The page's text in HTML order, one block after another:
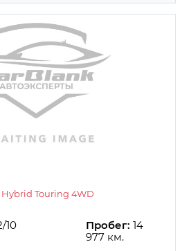
Touring 4WD
10 Пробег: 14
977 км.